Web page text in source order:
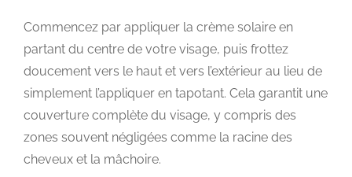
Commencez par appliquer la crème solaire en
partant du centre de votre visage, puis frottez
doucement vers le haut et vers l’extérieur au lieu de
simplement l’appliquer en tapotant. Cela garantit une
couverture complète du visage, y compris des
zones souvent négligées comme la racine des
cheveux et la mâchoire.